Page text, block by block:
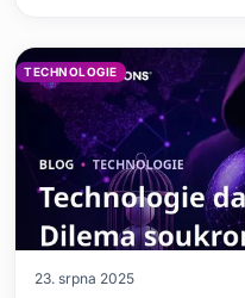
TECHNOLOGIE
23. srpna 2025